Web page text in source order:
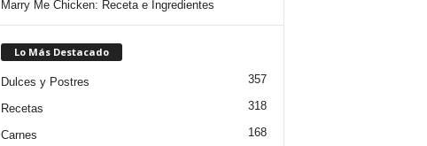
Marry Me Chicken: Receta e Ingredientes
Lo Más Destacado
Dulces y Postres 357
Recetas 318
Carnes 168